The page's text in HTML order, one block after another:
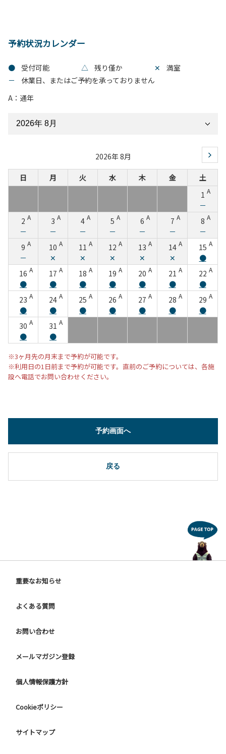
予約状況カレンダー
● 受付可能 △ 残り僅か ✕
満室
－
休業日、またはご予約を承っておりません
A：通年
2026年 8月
日 月 火 水 木 金
土
1 A
－
2 A
－
3 A
－
4 A
－
5 A
－
6 A
－
7 A
－
8 A
－
9 A
－
10 A
✕
11 A
✕
12 A
✕
13 A
✕
14 A
✕
15 A
●
16 A
●
17 A
●
18 A
●
19 A
●
20 A
●
21 A
●
22 A
●
23 A
●
24 A
●
25 A
●
26 A
●
27 A
●
28 A
●
29 A
●
30 A
●
31 A
●
※3ヶ月先の月末まで予約が可能です。
※利用日の1日前まで予約が可能です。直前のご予約については、各施
設へ電話でお問い合わせください。
戻る
予約画面へ
重要なお知らせ
よくある質問
お問い合わせ
メールマガジン登録
個人情報保護方針
Cookieポリシー
サイトマップ